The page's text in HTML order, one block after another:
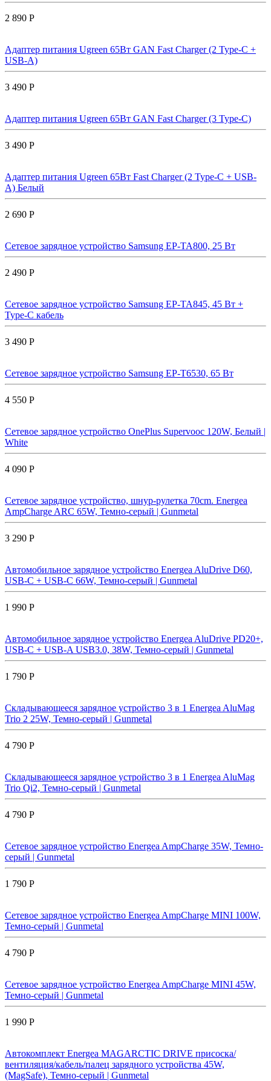
2 890 Р
Адаптер питания Ugreen 65Вт GAN Fast Charger (2 Type-C +
USB-A)
3 490 Р
Адаптер питания Ugreen 65Вт GAN Fast Charger (3 Type-C)
3 490 Р
Адаптер питания Ugreen 65Вт Fast Charger (2 Type-C + USB-
A) Белый
2 690 Р
Сетевое зарядное устройство Samsung EP-TA800, 25 Вт
2 490 Р
Сетевое зарядное устройство Samsung EP-TA845, 45 Вт +
Type-C кабель
3 490 Р
Сетевое зарядное устройство Samsung EP-T6530, 65 Вт
4 550 Р
Сетевое зарядное устройство OnePlus Supervooc 120W, Белый |
White
4 090 Р
Сетевое зарядное устройство, шнур-рулетка 70cm. Energea
AmpCharge ARC 65W, Темно-серый | Gunmetal
3 290 Р
Автомобильное зарядное устройство Energea AluDrive D60,
USB-C + USB-С 66W, Темно-серый | Gunmetal
1 990 Р
Автомобильное зарядное устройство Energea AluDrive PD20+,
USB-C + USB-A USB3.0, 38W, Темно-серый | Gunmetal
1 790 Р
Складывающееся зарядное устройство 3 в 1 Energea AluMag
Trio 2 25W, Темно-серый | Gunmetal
4 790 Р
Складывающееся зарядное устройство 3 в 1 Energea AluMag
Trio Qi2, Темно-серый | Gunmetal
4 790 Р
Сетевое зарядное устройство Energea AmpCharge 35W, Темно-
серый | Gunmetal
1 790 Р
Сетевое зарядное устройство Energea AmpCharge MINI 100W,
Темно-серый | Gunmetal
4 790 Р
Сетевое зарядное устройство Energea AmpCharge MINI 45W,
Темно-серый | Gunmetal
1 990 Р
Автокомплект Energea MAGARCTIC DRIVE присоска/
вентиляция/кабель/палец зарядного устройства 45W,
(MagSafe), Темно-серый | Gunmetal